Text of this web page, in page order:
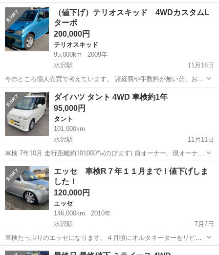
す。 こちらFF(2WD)になります。 平成20年式 115502キロ(敷地移動.
等いたしますので増えます。) 車検令和8年9月9日迄 スタッドレスタイ
ヤ装着...
岩手 奥州市 水沢駅 タント タントカスタム
（値下げ）テリオスキッド 4WDカスタムL
ターボ
200,000円
テリオスキッド
95,000km
2009年
水沢駅
11月16日
今のところ個人売買で考えています。 諸経費や手数料が無い分、お得
だと思います。 冬の農道、山道で活躍してくれる車ですね。 現車をご
確認いただいた上で、お渡ししたいです。 2年前に購入して、徐々に
装備を改善しています。 🔸...
岩手 奥州市 水沢駅 テリオスキッド 車両
ダイハツ タント 4WD 車検約1年
95,000円
タント
101,000km
水沢駅
11月11日
車検 7年10月 走行距離約101000㌔(のびます) 前オーナー、現オーナー
共に女性使用車です。 ヘッドライトLED、バックライトLED 社外オー
ディオ 1DIN (Bluetooth無し) イグニッションコイル交...
岩手 奥州市 タント コーキング
エッセ 車検R７年１１月まで！値下げしま
した！
120,000円
エッセ
146,000km
2010年
水沢駅
7月2日
車検たっぷりのエッセになります。４月頃にオルタネーターをリビル
ト品に交換、タペットカバーパッキン交換、イリジウムプラグに交換
岩手 奥州市 水沢駅 エッセ オルタネーター